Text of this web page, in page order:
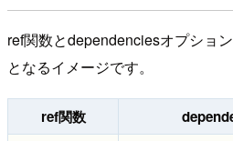
ref関数とdependenciesオプショ
となるイメージです。
ref関数